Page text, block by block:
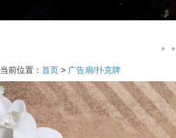
当前位置： 首页 > 广告扇/扑克牌